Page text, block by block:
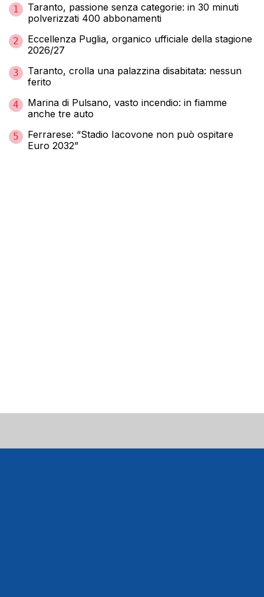
1
Taranto, passione senza categorie: in 30 minuti
polverizzati 400 abbonamenti
2
Eccellenza Puglia, organico ufficiale della stagione
2026/27
3
Taranto, crolla una palazzina disabitata: nessun
ferito
4
Marina di Pulsano, vasto incendio: in fiamme
anche tre auto
5
Ferrarese: “Stadio Iacovone non può ospitare
Euro 2032”